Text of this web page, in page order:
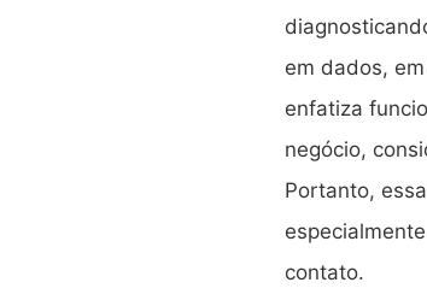
em dados,
enfatiza
negócio,
Portanto,
contato.